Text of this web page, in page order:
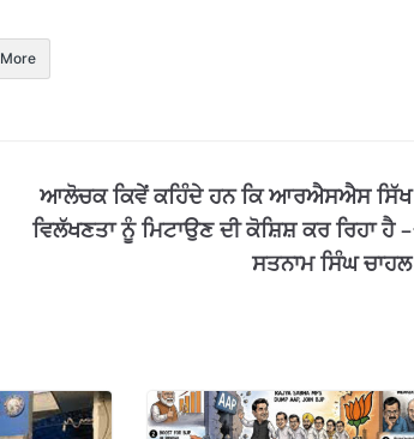
More
ਆਲੋਚਕ ਕਿਵੇਂ ਕਹਿੰਦੇ ਹਨ ਕਿ ਆਰਐਸਐਸ ਸਿੱਖ
ਵਿਲੱਖਣਤਾ ਨੂੰ ਮਿਟਾਉਣ ਦੀ ਕੋਸ਼ਿਸ਼ ਕਰ ਰਿਹਾ ਹੈ –
ਸਤਨਾਮ ਸਿੰਘ ਚਾਹਲ